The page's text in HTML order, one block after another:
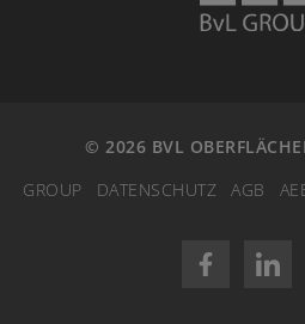
© 2026 BVL
GROUP
DATENSCHUTZ AGB